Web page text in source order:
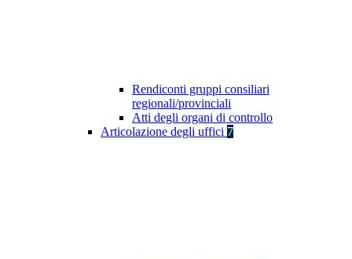
Rendiconti gruppi consiliari
regionali/provinciali
Atti degli organi di controllo
Articolazione degli uffici 7